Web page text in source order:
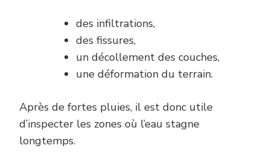
des infiltrations,
des fissures,
un décollement des couches,
une déformation du terrain.
Après de fortes pluies, il est donc utile
d’inspecter les zones où l’eau stagne
longtemps.